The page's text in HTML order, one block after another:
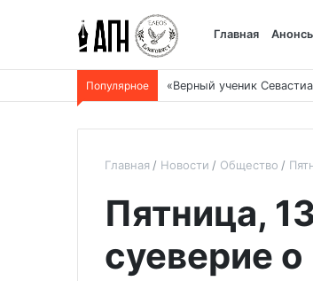
Главная
Популярное «Верный ученик
Главная Новости Общество
Пятница,
суеверие